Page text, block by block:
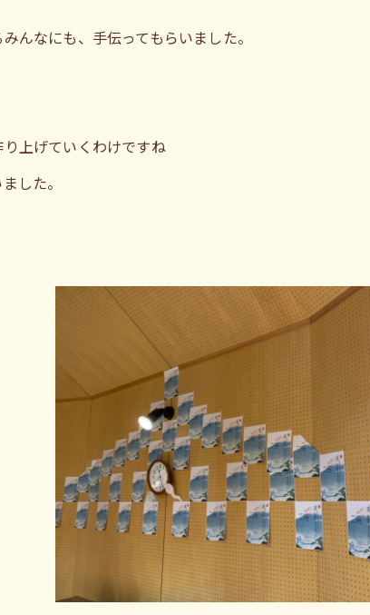
んなにも、手伝ってもらいました。
上げていくわけですね
した。